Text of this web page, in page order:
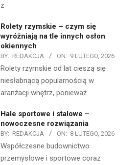
z
Rolety rzymskie – czym się
wyróżniają na tle innych osłon
okiennych
BY: REDAKCJA ON: 9 LUTEGO, 2026
Rolety rzymskie od lat cieszą się
niesłabnącą popularnością w
aranżacji wnętrz, ponieważ
Hale sportowe i stalowe –
nowoczesne rozwiązania
BY: REDAKCJA ON: 8 LUTEGO, 2026
Współczesne budownictwo
przemysłowe i sportowe coraz